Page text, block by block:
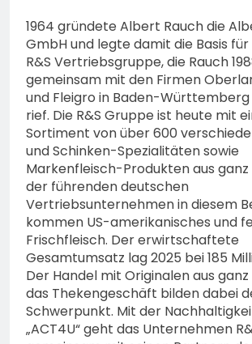
1964 gründete Albert Rauch die
GmbH und legte damit die Basis
R&S Vertriebsgruppe, die Rauch
gemeinsam mit den Firmen
und Fleigro in Baden-Württemberg
rief. Die R&S Gruppe ist heute mit
Sortiment von über 600
und Schinken-Spezialitäten sowie
Markenfleisch-Produkten aus ganz
der führenden deutschen
Vertriebsunternehmen in diesem
kommen US-amerikanisches und
Frischfleisch. Der erwirtschaftete
Gesamtumsatz lag 2025 bei 185
Der Handel mit Originalen aus
das Thekengeschäft bilden dabei
Schwerpunkt. Mit der
„ACT4U“ geht das Unternehmen